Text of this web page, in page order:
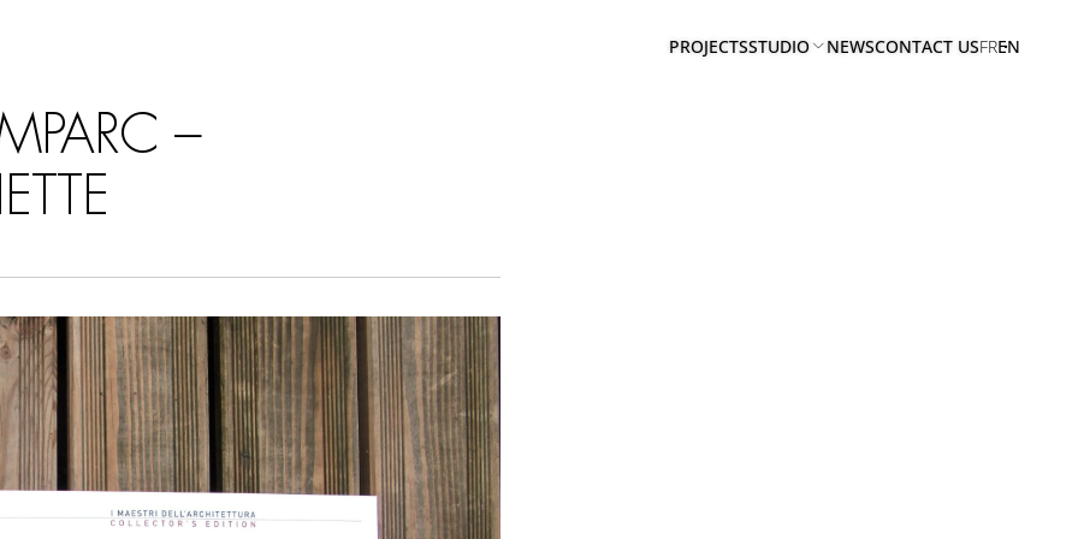
PROJECTSSTUDIO
NEWSCONTACT USFREN
–